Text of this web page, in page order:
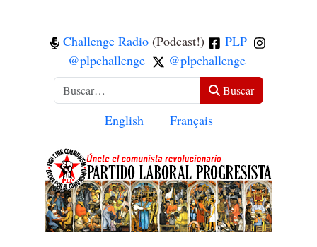
Challenge Radio (Podcast!)
PLP
@plpchallenge
@plpchallenge
Buscar Buscar
Seleccione su idioma
English Français